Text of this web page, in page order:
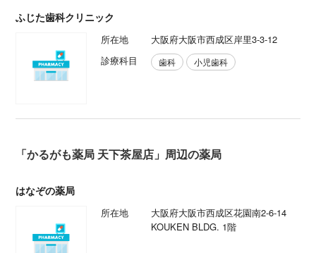
ふじた歯科クリニック
所在地
大阪府大阪市西成区岸里3-3-12
診療科目
歯科 小児歯科
「かるがも薬局 天下茶屋店」周辺の薬局
はなぞの薬局
所在地
大阪府大阪市西成区花園南2-6-14
KOUKEN BLDG. 1階